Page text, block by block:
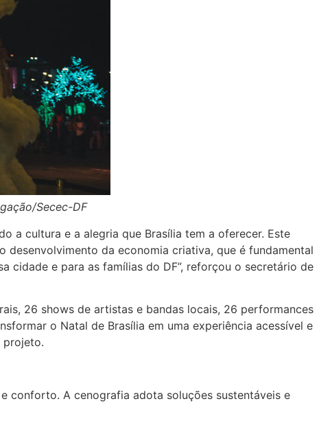
Secec-DF
a cultura e a alegria que Brasília tem a oferecer. Este
da economia criativa, que é fundamental
cidade e para as famílias do DF”, reforçou o secretário de
26 shows de artistas e bandas locais, 26 performances
o Natal de Brasília em uma experiência acessível e
projeto.
conforto. A cenografia adota soluções sustentáveis e